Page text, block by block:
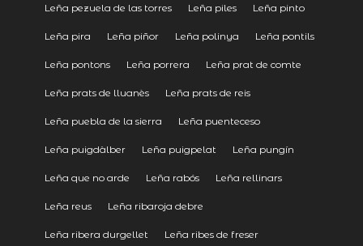
Leña pezuela de las torres Leña piles Leña pinto
Leña pira Leña piñor Leña polinya Leña pontils
Leña pontons Leña porrera Leña prat de comte
Leña prats de lluanès Leña prats de reis
Leña puebla de la sierra Leña puenteceso
Leña puigdàlber Leña puigpelat Leña pungín
Leña que no arde Leña rabós Leña rellinars
Leña reus Leña ribaroja debre
Leña ribera durgellet Leña ribes de freser